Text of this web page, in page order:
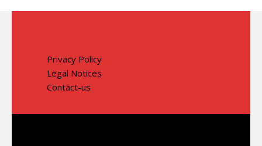
Privacy Policy
Legal Notices
Contact-us